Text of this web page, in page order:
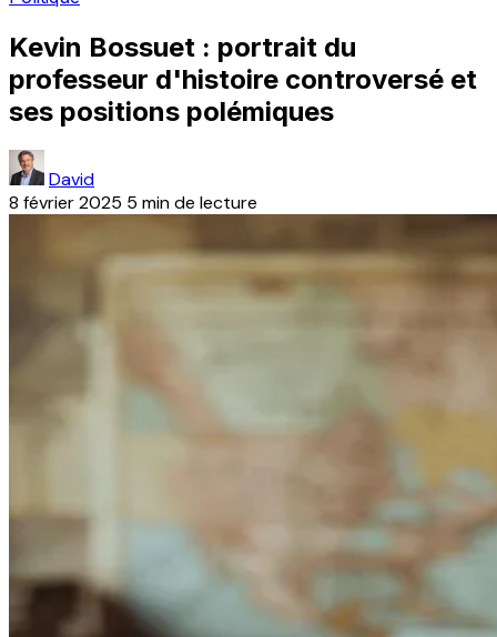
Kevin Bossuet : portrait du
professeur d'histoire controversé et
ses positions polémiques
David
8 février 2025 5 min de lecture